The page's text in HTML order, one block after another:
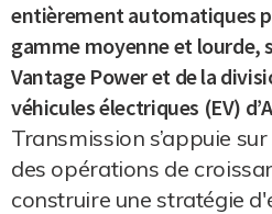
entièrement automatiques
gamme moyenne et lourde,
Vantage Power et de la
véhicules électriques (EV)
Transmission s’appuie
des opérations de
construire une stratégie